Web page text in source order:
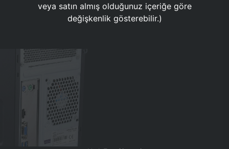
veya satın almış olduğunuz içeriğe göre
değişkenlik gösterebilir.)